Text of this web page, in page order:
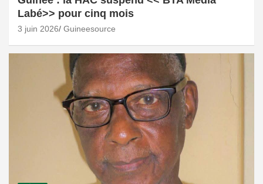
Labé>> pour cinq mois
3 juin 2026 Guineesource